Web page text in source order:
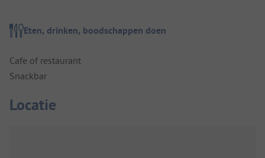
Eten, drinken, boodschappen doen
Cafe of restaurant
Snackbar
Locatie